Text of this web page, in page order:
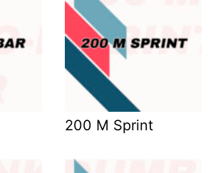
200 M Sprint